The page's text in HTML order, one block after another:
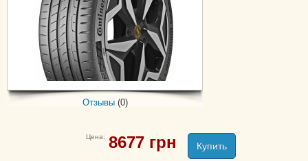
ContiWinterContact TS
850 P
ContiWinterContact TS
850 P SUV
ExtremeWinterContact
IceContact 2
IceContact 3
NorthContact NC6
Отзывы (0)
Цена: 8677 грн Купить